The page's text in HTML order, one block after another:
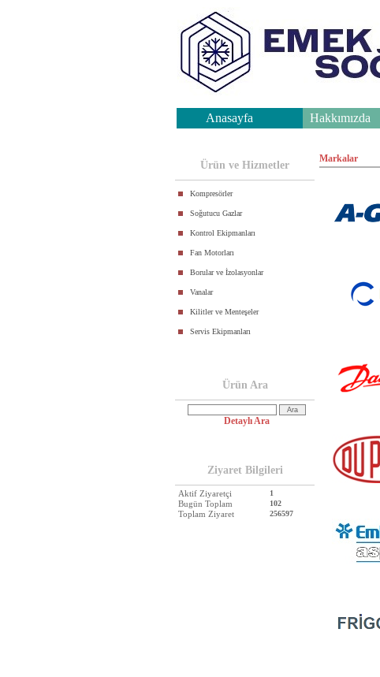
Anasayfa Hakkımızda
Ürün ve Hizmetler
Kompresörler
Soğutucu Gazlar
Kontrol Ekipmanları
Fan Motorları
Borular ve İzolasyonlar
Vanalar
Kilitler ve Menteşeler
Servis Ekipmanları
Ürün Ara
Detaylı Ara
Ziyaret Bilgileri
Aktif Ziyaretçi 1
Bugün Toplam 102
Toplam Ziyaret 256597
Markalar